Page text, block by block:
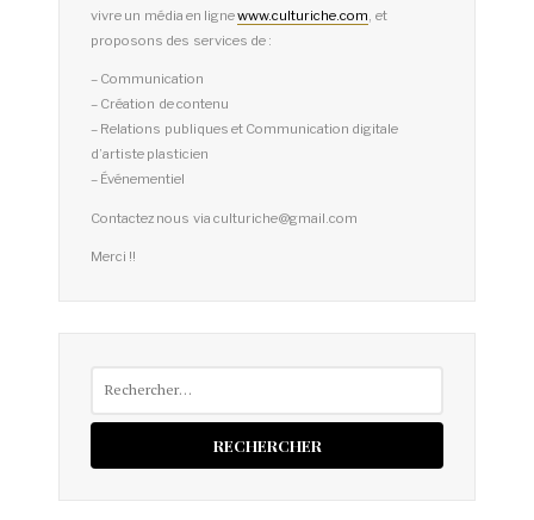
vivre un média en lignewww.culturiche.com, et
proposons des services de :
– Communication
– Création de contenu
– Relations publiques et Communication digitale
d’artiste plasticien
– Événementiel
Contactez nous via culturiche@gmail.com
Merci !!